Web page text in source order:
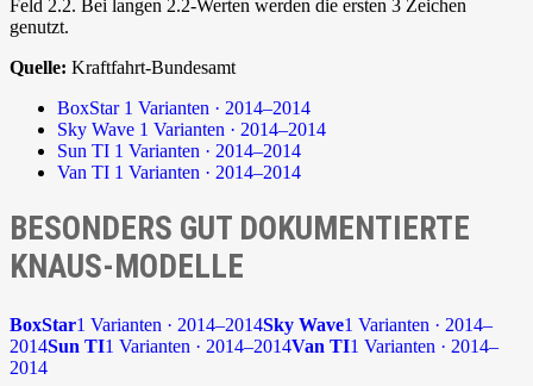
Feld 2.2. Bei langen 2.2-Werten werden die ersten 3 Zeichen
genutzt.
Quelle: Kraftfahrt-Bundesamt
BoxStar 1 Varianten · 2014–2014
Sky Wave 1 Varianten · 2014–2014
Sun TI 1 Varianten · 2014–2014
Van TI 1 Varianten · 2014–2014
BESONDERS GUT DOKUMENTIERTE
KNAUS-MODELLE
BoxStar1 Varianten · 2014–2014Sky Wave1 Varianten · 2014–
2014Sun TI1 Varianten · 2014–2014Van TI1 Varianten · 2014–
2014